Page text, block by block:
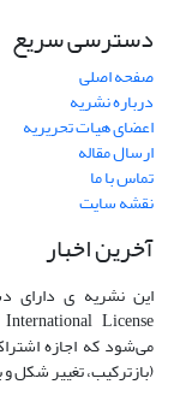
دسترسی سریع
صفحه اصلی
درباره نشریه
اعضای هیات تحریریه
ارسال مقاله
تماس با ما
نقشه سایت
آخرین اخبار
این نشریه ی دارای
می‌شود که اجازه
(بازترکیب، تغییر شکل